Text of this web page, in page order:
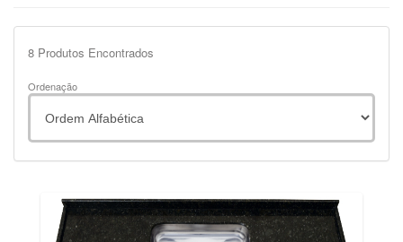
8 Produtos Encontrados
Ordenação